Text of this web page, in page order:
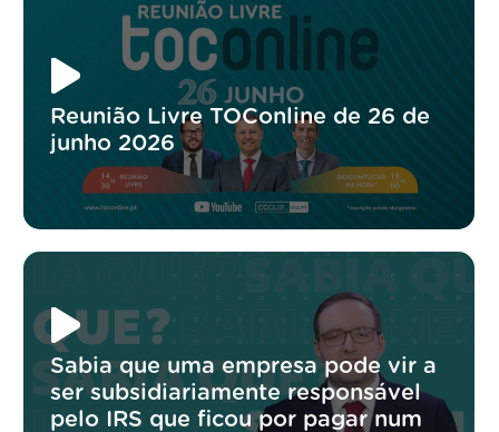
Reunião Livre TOConline de 26 de
junho 2026
Sabia que uma empresa pode vir a
ser subsidiariamente responsável
pelo IRS que ficou por pagar num